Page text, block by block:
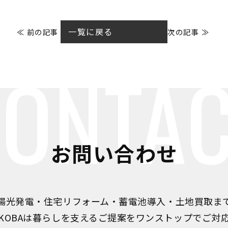
≪ 前の記事 一覧に戻る 次の記事 ≫
CONTACT
お問い合わせ
光発電・住宅リフォーム・蓄電池導入・土地買取まで
は暮らしを支えるご提案をワンストップでご対応